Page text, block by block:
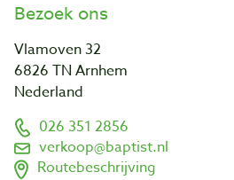
Bezoek ons
Vlamoven 32
6826 TN Arnhem
Nederland
026 351 2856
verkoop@baptist.nl
Routebeschrijving